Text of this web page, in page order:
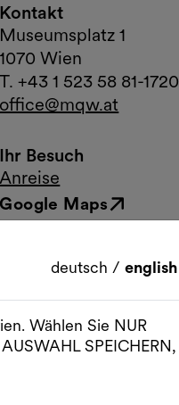
Kontakt
Museumsplatz 1
1070 Wien
T. +43 1 523 58 81-1720
office@mqw.at
Ihr Besuch
Anreise
Google Maps
Externer Link
deutsch / english
Wählen Sie NUR
SPEICHERN,